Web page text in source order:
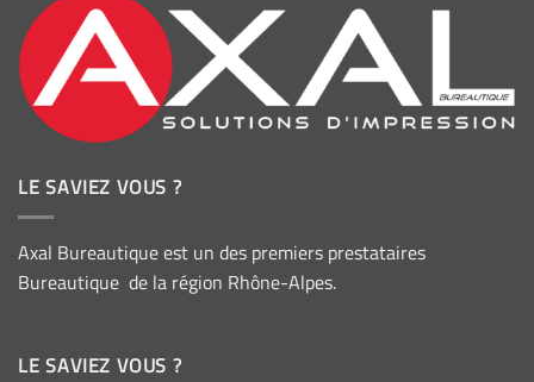
LE SAVIEZ VOUS ?
Axal Bureautique est un des premiers prestataires
Bureautique de la région Rhône-Alpes.
LE SAVIEZ VOUS ?